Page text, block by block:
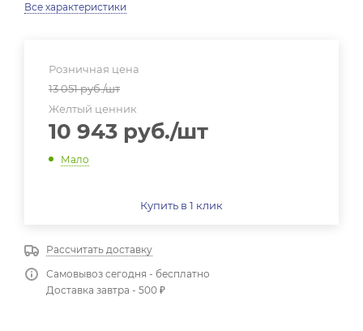
Все характеристики
Розничная цена
13 051руб./шт
Желтый ценник
10 943 руб./шт
Мало
Купить в 1 клик
Рассчитать доставку
Самовывоз сегодня - бесплатно
Доставка завтра - 500 ₽